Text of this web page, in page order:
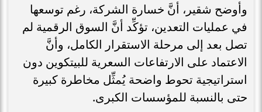
وأوضح شقير، أنَّ خسارة الشركة، رغم توسعها
في عمليات التعدين، تؤكِّد أنَّ السوق الرقمية لم
تصل بعد إلى مرحلة الاستقرار الكامل، وأنَّ
الاعتماد على الارتفاعات السعرية للبيتكوين دون
استراتيجية تحوط واضحة يُمثِّل مخاطرة كبيرة
حتى بالنسبة للمؤسسات الكبرى.